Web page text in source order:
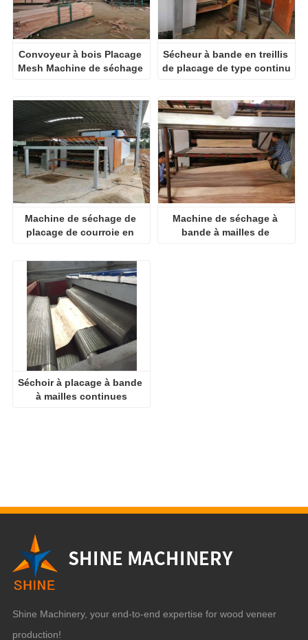
Convoyeur à bois Placage
Mesh Machine de séchage
Sécheur à bande en treillis
de placage de type continu
Machine de séchage de
placage de courroie en
Machine de séchage à
bande à mailles de
Séchoir à placage à bande
à mailles continues
Shine Machinery, your end-to-end expertise for wood veneer
production!